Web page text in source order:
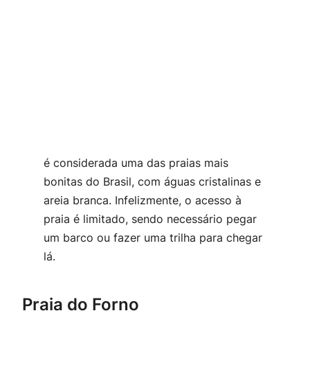
é considerada uma das praias mais
bonitas do Brasil, com águas cristalinas e
areia branca. Infelizmente, o acesso à
praia é limitado, sendo necessário pegar
um barco ou fazer uma trilha para chegar
lá.
Praia do Forno